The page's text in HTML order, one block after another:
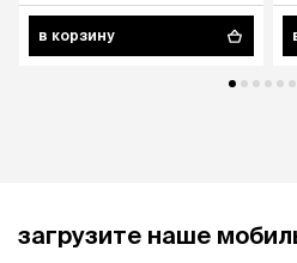
в корзину
загрузите наше